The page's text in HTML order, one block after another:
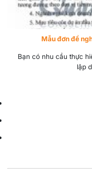
Mẫu đơn đề
Bạn có nhu cầu thực
lập